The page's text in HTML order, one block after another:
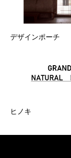
デザインポーチ
ヒノキ